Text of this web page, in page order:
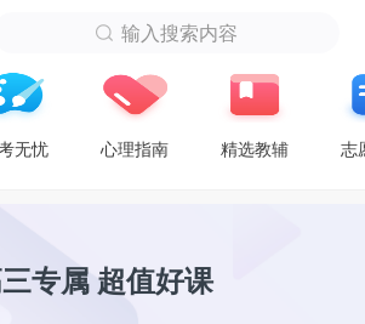
输入搜索内容
无忧 心理指南 精选教辅 志
专属 超值好课